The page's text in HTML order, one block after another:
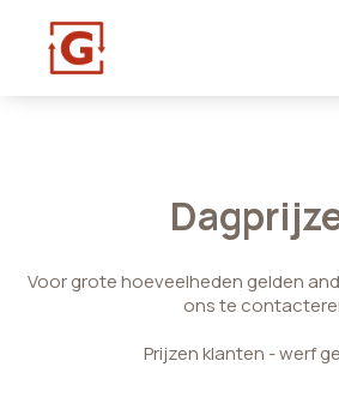
Voor grote hoeveelheden gelden
ons te
Prijzen klanten - werf